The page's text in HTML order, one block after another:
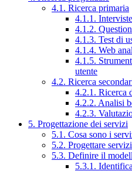
4.1. Ricerca primaria
4.1.1. Interviste
4.1.2.
4.1.3. Test di
4.1.4. Web
4.1.5.
utente
4.2. Ricerca
4.2.1. Ricerca
4.2.2. Analisi
4.2.3.
5. Progettazione dei servizi
5.1. Cosa sono i
5.2. Progettare
5.3. Definire il
5.3.1.